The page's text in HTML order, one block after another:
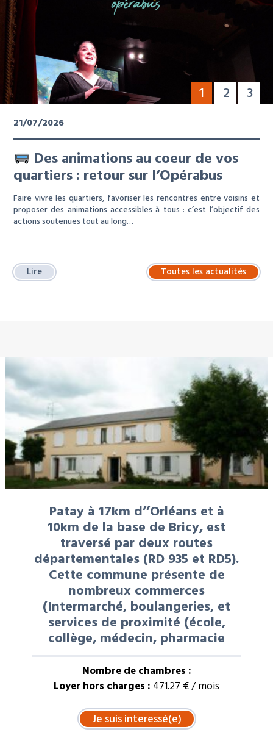
1 2 3
21/07/2026
Des animations au coeur de vos
quartiers : retour sur l’Opérabus
Faire vivre les quartiers, favoriser les rencontres entre voisins et
proposer des animations accessibles à tous : c’est l’objectif des
actions soutenues tout au long…
Lire Toutes les actualités
Patay à 17km d’’Orléans et à
10km de la base de Bricy, est
traversé par deux routes
départementales (RD 935 et RD5).
Cette commune présente de
nombreux commerces
(Intermarché, boulangeries, et
services de proximité (école,
collège, médecin, pharmacie
Nombre de chambres :
Loyer hors charges : 471.27 € / mois